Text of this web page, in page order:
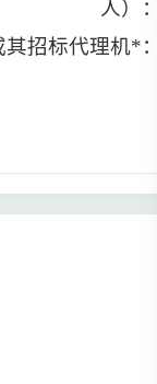
人）
其招标代理机*